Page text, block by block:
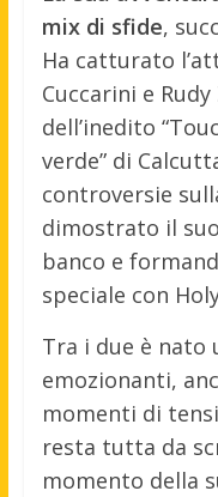
mix di sfide,
Ha catturato
Cuccarini e
dell’inedito
verde” di
controversie
dimostrato il
banco e
speciale con
Tra i due è
emozionanti,
momenti di
resta tutta da
momento della